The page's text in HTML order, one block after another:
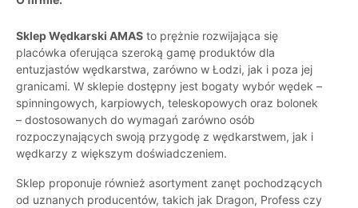
Sklep Wędkarski AMAS to prężnie rozwijająca się
placówka oferująca szeroką gamę produktów dla
entuzjastów wędkarstwa, zarówno w Łodzi, jak i poza jej
granicami. W sklepie dostępny jest bogaty wybór wędek –
spinningowych, karpiowych, teleskopowych oraz bolonek
– dostosowanych do wymagań zarówno osób
rozpoczynających swoją przygodę z wędkarstwem, jak i
wędkarzy z większym doświadczeniem.
Sklep proponuje również asortyment zanęt pochodzących
od uznanych producentów, takich jak Dragon, Profess czy